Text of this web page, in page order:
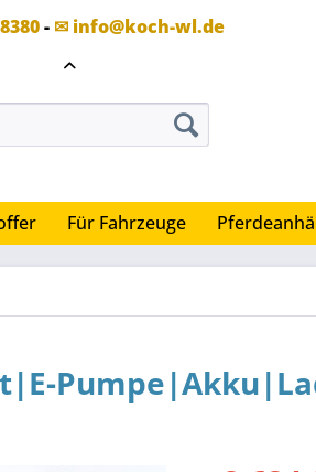
- ✉ info@koch-wl.de
Für Fahrzeuge